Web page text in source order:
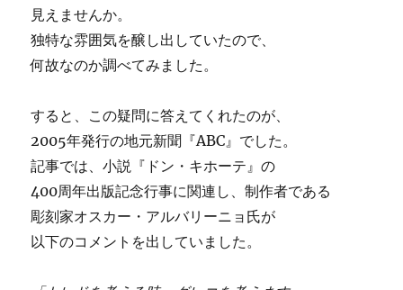
見えませんか。
独特な雰囲気を醸し出していたので、
何故なのか調べてみました。
すると、この疑問に答えてくれたのが、
2005年発行の地元新聞『ABC』でした。
記事では、小説『ドン・キホーテ』の
400周年出版記念行事に関連し、制作者である
彫刻家オスカー・アルバリーニョ氏が
以下のコメントを出していました。